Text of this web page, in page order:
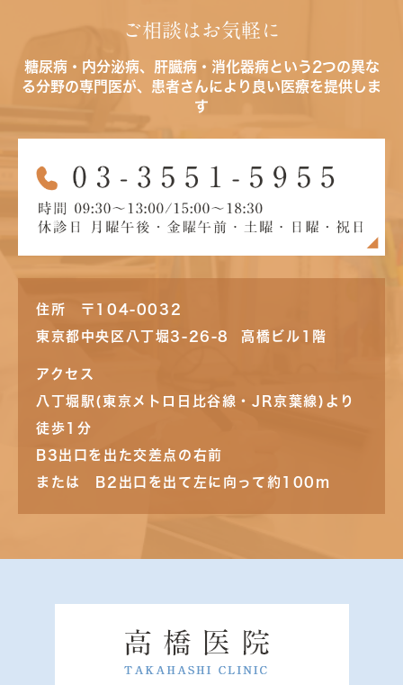
ご相談はお気軽に
糖尿病・内分泌病、肝臓病・消化器病という2つの異な
る分野の専門医が、患者さんにより良い医療を提供しま
す
住所 〒104-0032
東京都中央区八丁堀3-26-8 高橋ビル1階
アクセス
八丁堀駅(東京メトロ日比谷線・JR京葉線)より
徒歩1分
B3出口を出た交差点の右前
または B2出口を出て左に向って約100m